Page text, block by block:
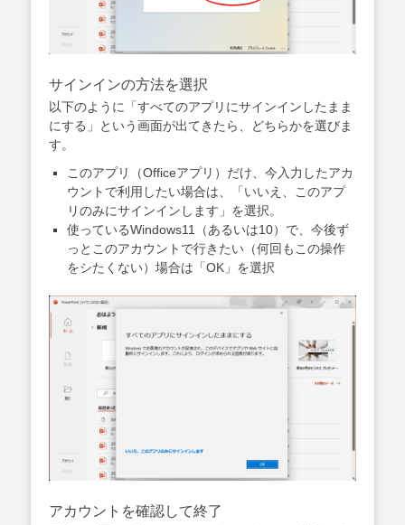
サインインの方法を選択
以下のように「すべてのアプリにサインインしたまま
にする」という画面が出てきたら、どちらかを選びま
す。
このアプリ（Officeアプリ）だけ、今入力したアカ
ウントで利用したい場合は、「いいえ、このアプ
リのみにサインインします」を選択。
使っているWindows11（あるいは10）で、今後ず
っとこのアカウントで行きたい（何回もこの操作
をシたくない）場合は「OK」を選択
アカウントを確認して終了